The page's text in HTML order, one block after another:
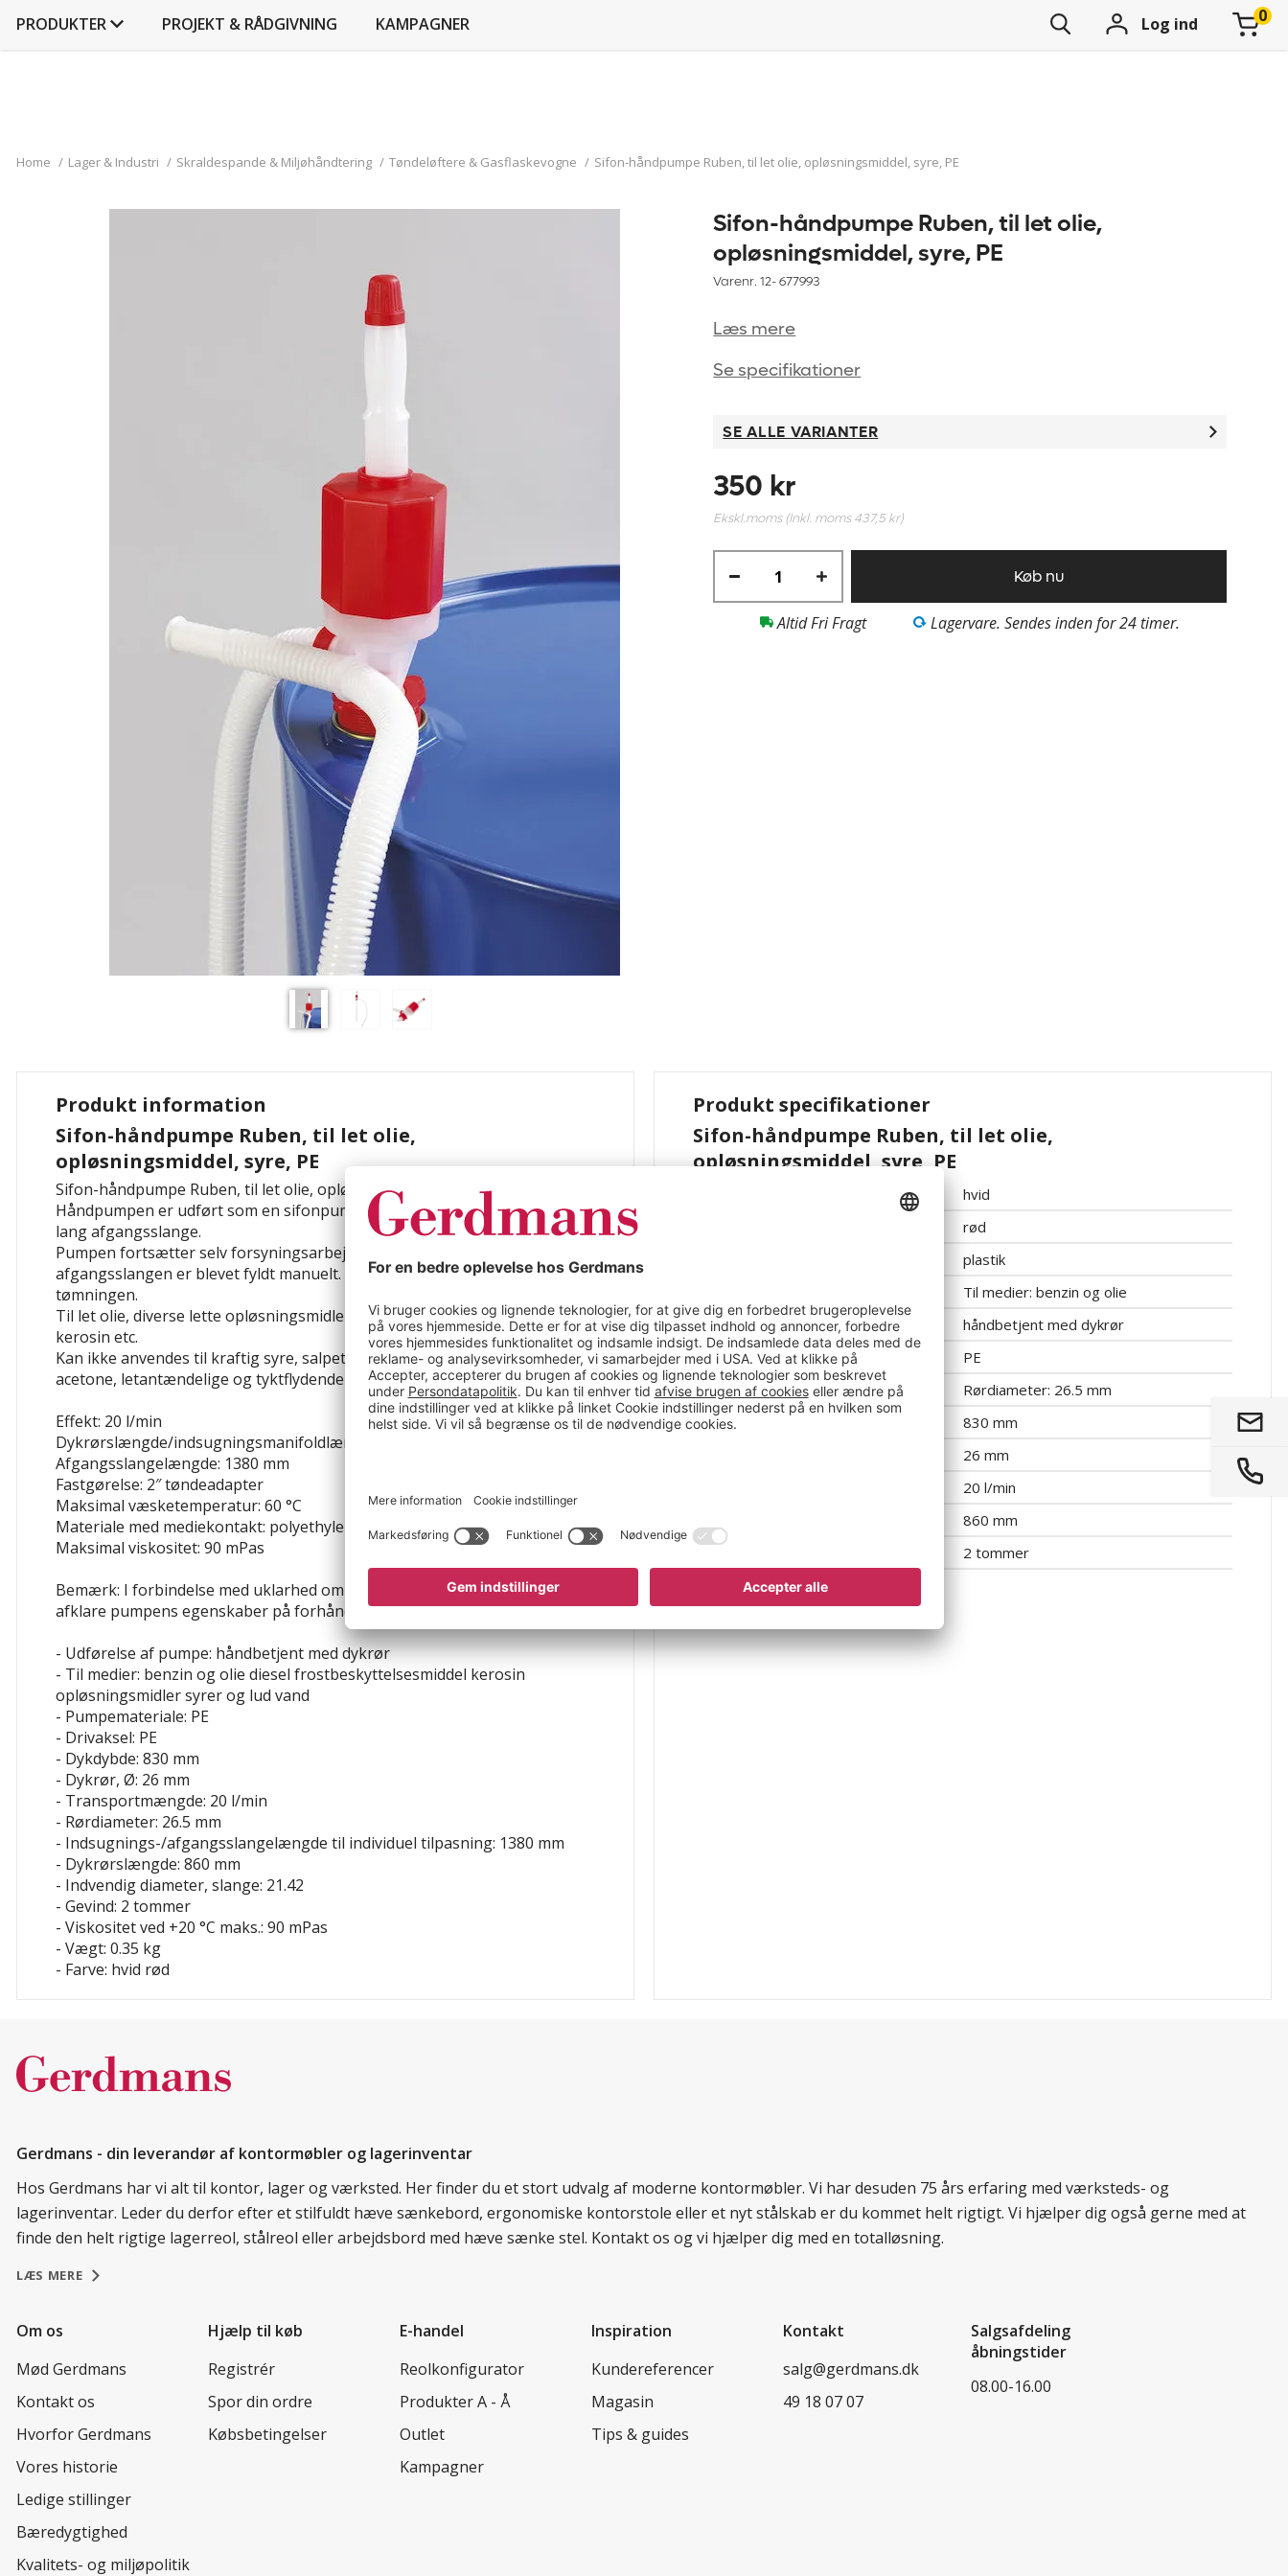
PRODUKTER PROJEKT & RÅDGIVNING KAMPAGNER Log ind
Home / Lager & Industri / Skraldespande & Miljøhåndtering / Tøndeløftere & Gasflaskevogne / Sifon-håndpumpe Ruben, til let olie, opløsningsmiddel, syre, PE
Sifon-håndpumpe Ruben, til let olie,
opløsningsmiddel, syre, PE
Varenr. 12-677993
Læs mere
Se specifikationer
SE ALLE VARIANTER
350 kr
Ekskl.moms (Inkl. moms437,5 kr)
Køb nu
Altid Fri Fragt Lagervare. Sendes inden for 24 timer.
Produkt information
Sifon-håndpumpe Ruben, til let olie,
opløsningsmiddel, syre, PE
Sifon-håndpumpe Ruben, til let olie, opløsningsmiddel, syre, PE.
Håndpumpen er udført som en sifonpumpe og leveres med en 1380 mm
lang afgangsslange.
Pumpen fortsætter selv forsyningsarbejdet, år indsugningsmanifolden og
afgangsslangen er blevet fyldt manuelt. Udluftningsventilen regulerer
tømningen.
Til let olie, diverse lette opløsningsmidler, lette fortyndingsmidler, let syre,
kerosin etc.
Kan ikke anvendes til kraftig syre, salpetersyre, kraftig alkalisk væske,
acetone, letantændelige og tyktflydende substanser.
Effekt: 20 l/min
Dykrørslængde/indsugningsmanifoldlængde: 860 mm
Afgangsslangelængde: 1380 mm
Fastgørelse: 2″ tøndeadapter
Maksimal væsketemperatur: 60 °C
Materiale med mediekontakt: polyethylen
Maksimal viskositet: 90 mPas
Bemærk: I forbindelse med uklarhed omkring mediers egnethed bør du
afklare pumpens egenskaber på forhånd.
- Udførelse af pumpe: håndbetjent med dykrør
- Til medier: benzin og olie diesel frostbeskyttelsesmiddel kerosin
opløsningsmidlersyrer og lud vand
- Pumpemateriale: PE
- Drivaksel: PE
- Dykdybde: 830 mm
- Dykrør, Ø: 26 mm
- Transportmængde: 20 l/min
- Rørdiameter: 26.5 mm
- Indsugnings-/afgangsslangelængde til individuel tilpasning: 1380 mm
- Dykrørslængde: 860 mm
- Indvendig diameter, slange: 21.42
- Gevind: 2 tommer
- Viskositet ved +20 °C maks.: 90 mPas
- Vægt: 0.35 kg
- Farve: hvid rød
Produkt specifikationer
Sifon-håndpumpe Ruben, til let olie,
opløsningsmiddel, syre, PE
hvid
rød
plastik
Til medier: benzin og olie
Udførelse af pumpe
håndbetjent med dykrør
Pumpemateriale
PE
Diameter
Rørdiameter: 26.5 mm
Dykdybde
830 mm
26 mm
20 l/min
860 mm
2 tommer
Gerdmans - din leverandør af kontormøbler og lagerinventar
Hos Gerdmans har vi alt til kontor, lager og værksted. Her finder du et stort udvalg af moderne kontormøbler. Vi har desuden 75 års erfaring med værksteds- og
lagerinventar. Leder du derfor efter et stilfuldt hæve sænkebord, ergonomiske kontorstole eller et nyt stålskab er du kommet helt rigtigt. Vi hjælper dig også gerne med at
finde den helt rigtige lagerreol, stålreol eller arbejdsbord med hæve sænke stel. Kontakt os og vi hjælper dig med en totalløsning.
LÆS MERE
Om os
Mød Gerdmans
Kontakt os
Hvorfor Gerdmans
Vores historie
Ledige stillinger
Bæredygtighed
Kvalitets- og miljøpolitik
Hjælp til køb
Registrér
Spor din ordre
Købsbetingelser
E-handel
Reolkonfigurator
Produkter A - Å
Outlet
Kampagner
Inspiration
Kundereferencer
Magasin
Tips & guides
Kontakt
salg@gerdmans.dk
49 18 07 07
Salgsafdeling
åbningstider
08.00-16.00